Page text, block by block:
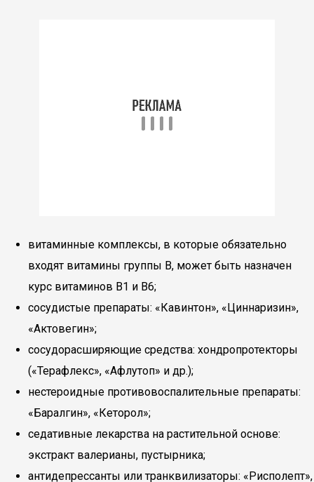
витаминные комплексы, в которые обязательно
входят витамины группы В, может быть назначен
курс витаминов В1 и В6;
сосудистые препараты: «Кавинтон», «Циннаризин»,
«Актовегин»;
сосудорасширяющие средства: хондропротекторы
(«Терафлекс», «Афлутоп» и др.);
нестероидные противовоспалительные препараты:
«Баралгин», «Кеторол»;
седативные лекарства на растительной основе:
экстракт валерианы, пустырника;
антидепрессанты или транквилизаторы: «Рисполепт»,